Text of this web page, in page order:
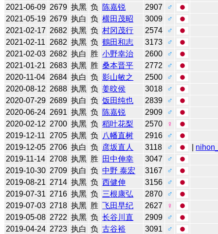
2021-06-09 2679 执黑 负 陈嘉锐 2907
♂
2021-05-19 2679 执白 负 横田茂昭 3009
♂
2021-02-17 2682 执黑 负 村冈茂行 2574
♂
2021-02-11
2682 执黑 负 鶴田和志 3173
♂
2021-02-03 2682 执白 胜 小野幸治 2600
♂
2021-01-21 2683 执黑 胜 桑本晋平 2772
♂
2020-11-04 2684 执白 负 影山敏之 2500
♂
2020-08-12 2688 执黑 负 姜旼侯 3018
♂
2020-07-29 2689 执白 负 饭田纯也 2839
♂
2020-06-24 2691 执黑 负 陈嘉锐 2909
♂
2020-02-12 2700 执黑 负 稻叶花梨 2570
♀
2019-12-11
2705 执黑 负 八幡直树 2916
♂
2019-12-05 2706 执白 负 彦坂直人 3118 ♂
2019-11-14 2708 执黑 胜 田中伸幸 3047
♂
2019-10-30 2709 执白 负 中野 泰宏 3167
♂
2019-08-21 2714 执黑 负 西健伸 3156
♂
2019-07-31 2716 执黑 负 三根康弘 2870
♂
2019-07-03 2718 执黑 胜 飞田早纪 2627
♀
2019-05-08 2722 执黑 负 长谷川直 2909
♂
2019-04-24 2723 执白 负 古谷裕 3091
♂